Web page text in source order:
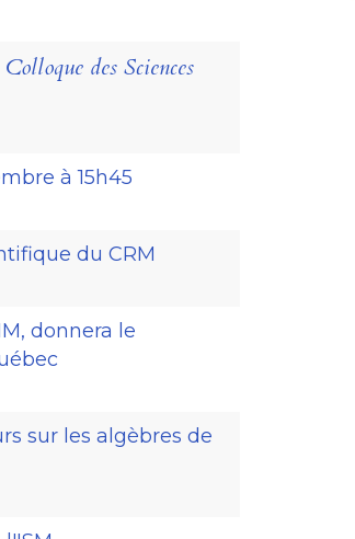
Colloque des Sciences
à 15h45
du CRM
donnera le
sur les algèbres de